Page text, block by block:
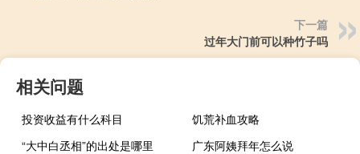
下一篇
过年大门前可以种竹子吗
相关问题
投资收益有什么科目
饥荒补血攻略
“大中白丞相”的出处是哪里
广东阿姨拜年怎么说